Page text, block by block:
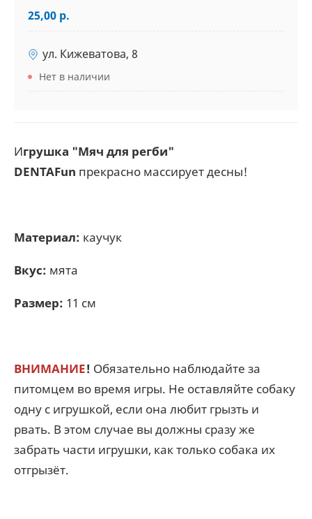
25,00 р.
ул. Кижеватова, 8
Нет в наличии
Игрушка "Мяч для регби"
DENTAFun прекрасно массирует десны!
Материал: каучук
Вкус: мята
Размер: 11 см
ВНИМАНИЕ! Обязательно наблюдайте за
питомцем во время игры. Не оставляйте собаку
одну с игрушкой, если она любит грызть и
рвать. В этом случае вы должны сразу же
забрать части игрушки, как только собака их
отгрызёт.